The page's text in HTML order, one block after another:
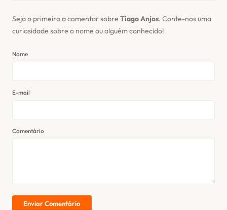
Seja o primeiro a comentar sobre Tiago Anjos. Conte-nos uma
curiosidade sobre o nome ou alguém conhecido!
Nome
E-mail
Comentário
Enviar Comentário